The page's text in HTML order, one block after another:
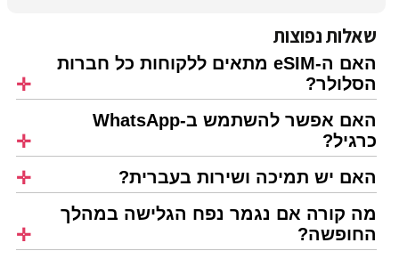
שאלות נפוצות
האם ה-eSIM מתאים ללקוחות כל חברות
הסלולר?
האם אפשר להשתמש ב-WhatsApp
כרגיל?
האם יש תמיכה ושירות בעברית?
מה קורה אם נגמר נפח הגלישה במהלך
החופשה?